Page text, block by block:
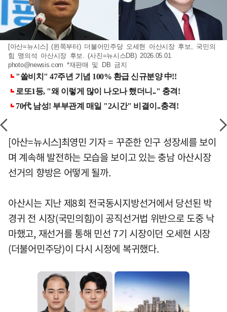
[아산=뉴시스] (왼쪽부터) 더불어민주당 오세현 아산시장 후보, 국민의
힘 맹의석 아산시장 후보. (사진=뉴시스DB) 2026.05.01
photo@newsis.com *재판매 및 DB 금지
[아산=뉴시스]최영민 기자 = 꾸준한 인구 성장세를 보이
며 계속해 발전하는 모습을 보이고 있는 충남 아산시장
선거의 향방은 어떻게 될까.
아산시는 지난 제8회 전국동시지방선거에서 당선된 박
경귀 전 시장(국민의힘)이 공직선거법 위반으로 도중 낙
마했고, 재선거를 통해 민선 7기 시장이던 오세현 시장
(더불어민주당)이 다시 시정에 복귀했다.